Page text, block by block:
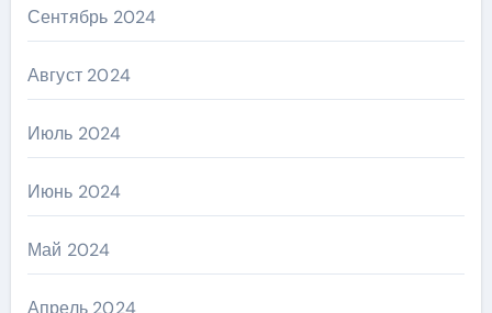
Сентябрь 2024
Август 2024
Июль 2024
Июнь 2024
Май 2024
Апрель 2024